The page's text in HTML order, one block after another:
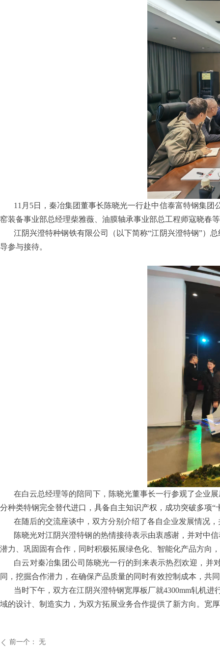
11月5日，秦冶集团董事长陈晓光一行赴中信泰富特钢集
窑装备事业部总经理柴雅薇、油膜轴承事业部总工程师寇晓春
江阴兴澄特种钢铁有限公司（以下简称“江阴兴澄特钢”）
导参与接待。
在白云总经理等的陪同下，陈晓光董事长一行参观了企业
分种类特钢完全替代进口，具备自主知识产权，成功突破多项“
在随后的交流座谈中，双方分别介绍了各自企业发展情况
陈晓光对江阴兴澄特钢的热情接待表示由衷感谢，并对中
潜力、巩固固有合作，同时积极拓展绿色化、智能化产品方向
白云对秦冶集团公司陈晓光一行的到来表示热烈欢迎，
同，挖掘合作潜力，在确保产品质量的同时有效控制成本，共
当时下午，双方在江阴兴澄特钢宽厚板厂就4300mm轧机
域的设计、制造实力，为双方拓展业务合作提供了新方向。宽
ꄴ 前一个： 无